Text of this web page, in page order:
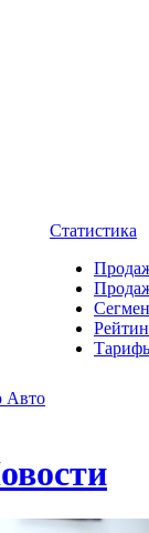
Авто
Статистика